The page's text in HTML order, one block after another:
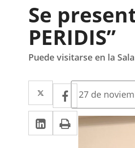
Valladolid
Se
PERIDIS”
Puede visitarse en la
Twitter
Enlace
a
una
aplicación
Facebook
Enlace
a
una
LinkedIn
Enlace
a
Imprimir
Fecha
la
noticia
27 de